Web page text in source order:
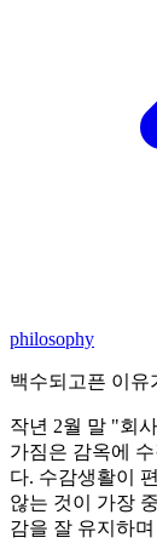
philosophy
백수되고픈 이유
작년 2월 말 "회
가짐은 감옥에
다. 수감생활이
않는 것이 가장
감을 잘 유지하